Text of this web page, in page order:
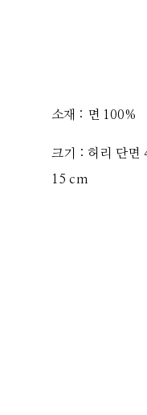
소재 : 면 100%
크기 : 허리 단면
15 cm